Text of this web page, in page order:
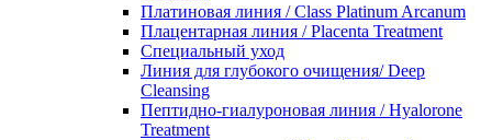
Платиновая линия / Class Platinum Arcanum
Плацентарная линия / Placenta Treatment
Специальный уход
Линия для глубокого очищения/ Deep
Cleansing
Пептидно-гиалуроновая линия / Hyalorone
Treatment